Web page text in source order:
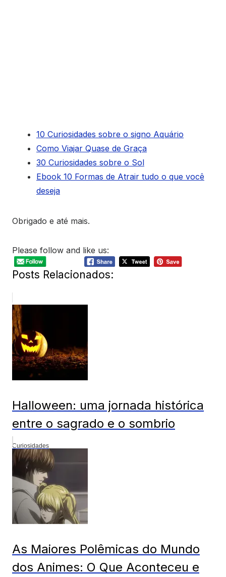
10 Curiosidades sobre o signo Aquário
Como Viajar Quase de Graça
30 Curiosidades sobre o Sol
Ebook 10 Formas de Atrair tudo o que você
deseja
Obrigado e até mais.
Please follow and like us:
Posts Relacionados:
Halloween: uma jornada histórica
entre o sagrado e o sombrio
Curiosidades
As Maiores Polêmicas do Mundo
dos Animes: O Que Aconteceu e